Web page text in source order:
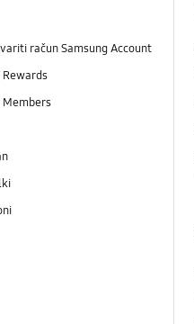
račun Samsung Account
Rewards
Members